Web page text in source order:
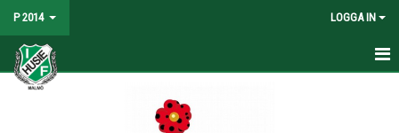
P 2014 LOGGA IN
OM P2014